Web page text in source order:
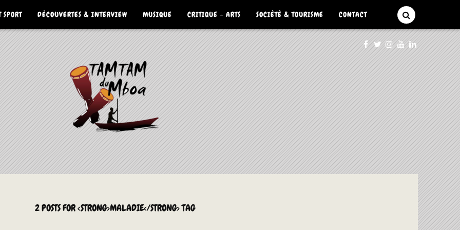
DÉCOUVERTES & INTERVIEW MUSIQUE CRITIQUE – ARTS SOCIÉTÉ & TOURISME CONTACT
2 POSTS FOR <STRONG>MALADIE</STRONG> TAG